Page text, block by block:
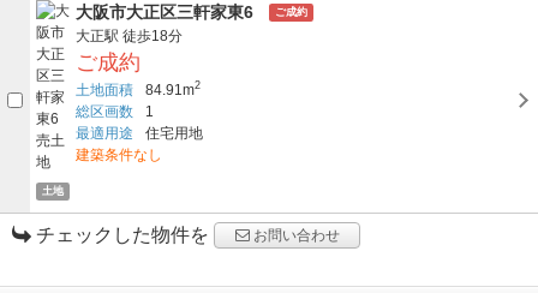
土地
大阪市大正区三軒家東6 ご成約
大正駅 徒歩18分
ご成約
土地面積 84.91m2
総区画数
1
最適用途
住宅用地
建築条件なし
チェックした物件を お問い合わせ